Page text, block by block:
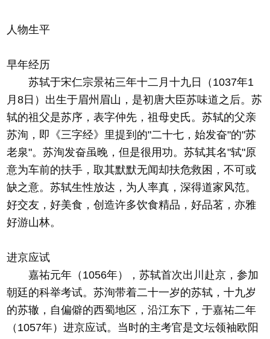
人物生平
早年经历
苏轼于宋仁宗景祐三年十二月十九日（1037年1
月8日）出生于眉州眉山，是初唐大臣苏味道之后。苏
轼的祖父是苏序，表字仲先，祖母史氏。苏轼的父亲
苏洵，即《三字经》里提到的"二十七，始发奋"的"苏
老泉"。苏洵发奋虽晚，但是很用功。苏轼其名"轼"原
意为车前的扶手，取其默默无闻却扶危救困，不可或
缺之意。苏轼生性放达，为人率真，深得道家风范。
好交友，好美食，创造许多饮食精品，好品茗，亦雅
好游山林。
进京应试
嘉祐元年（1056年），苏轼首次出川赴京，参加
朝廷的科举考试。苏洵带着二十一岁的苏轼，十九岁
的苏辙，自偏僻的西蜀地区，沿江东下，于嘉祐二年
（1057年）进京应试。当时的主考官是文坛领袖欧阳